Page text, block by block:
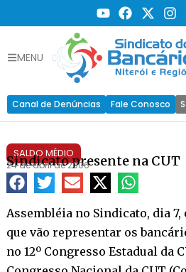
MENU
Canal de Denúncias Fale Conosco
SALDO MÉDIO
Sindicato presente na CUT
24 de abril de 2006
Assembléia no Sindicato, dia 7,
que vão representar os
no 12º Congresso Estadual da